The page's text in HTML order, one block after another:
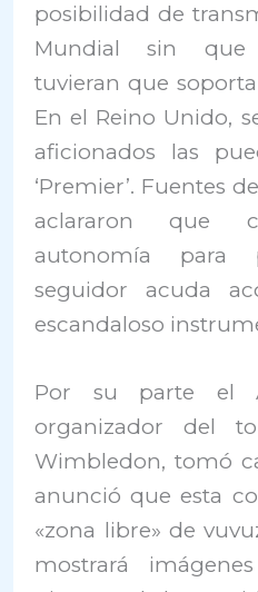
posibilidad de
Mundial sin que
tuvieran que
En el Reino Unido,
aficionados las
‘Premier’. Fuentes
aclararon que
autonomía
seguidor acuda
escandaloso
Por su parte el
organizador del
Wimbledon, tomó
anunció que esta
«zona libre» de
mostrará